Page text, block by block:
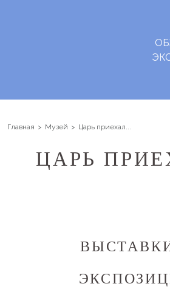
Главная Музей Царь приехал...
ЦАРЬ